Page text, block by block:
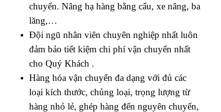
chuyển. Nâng hạ hàng bằng cẩu, xe nâng, ba
lăng,…
Đội ngũ nhân viên chuyên nghiệp nhất luôn
đảm bảo tiết kiệm chi phí vận chuyển nhất
cho Quý Khách .
Hàng hóa vận chuyển đa dạng với đủ các
loại kích thước, chủng loại, trọng lượng từ
hàng nhỏ lẻ, ghép hàng đến nguyên chuyến,